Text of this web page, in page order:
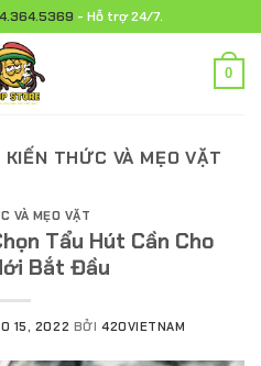
- Hỗ trợ 24/7.
0
KIẾN THỨC VÀ MẸO VẶT
VÀ MẸO VẶT
Tẩu Hút Cần Cho
Bắt Đầu
15, 2022 BỞI 420VIETNAM